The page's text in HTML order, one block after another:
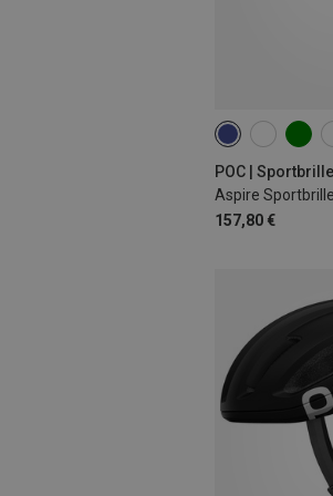
Aspire
157,80 €
ONE SIZE